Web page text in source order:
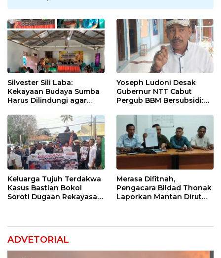
Silvester Sili Laba:
Kekayaan Budaya Sumba
Harus Dilindungi agar
Yoseph Ludoni Desak
Gubernur NTT Cabut
Pergub BBM Bersubsidi:
Tagih Pajak
Keluarga Tujuh Terdakwa
Kasus Bastian Bokol
Soroti Dugaan Rekayasa
Merasa Difitnah,
Pengacara Bildad Thonak
Laporkan Mantan Dirut
ADVETORIAL